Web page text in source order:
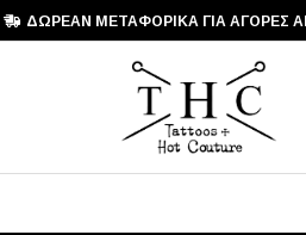
ΔΩΡΕΑΝ ΜΕΤΑΦΟΡΙΚΑ ΓΙΑ ΑΓΟΡΕΣ